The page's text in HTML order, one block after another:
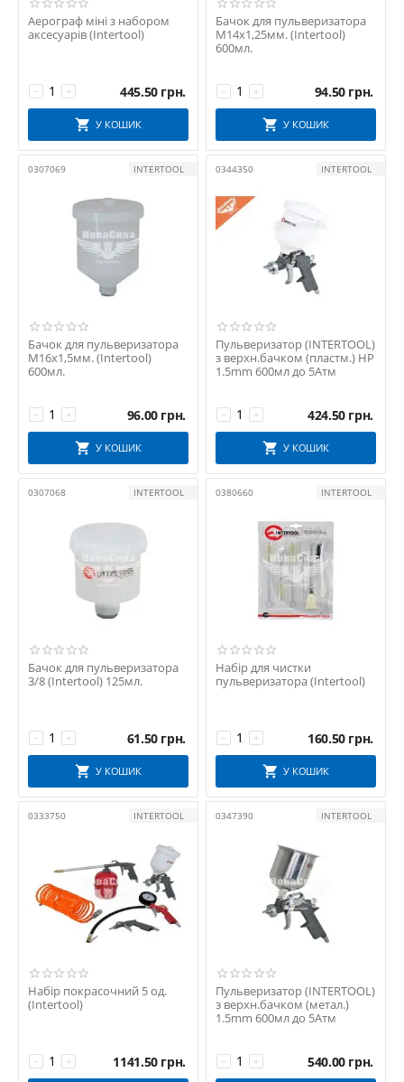
Аерограф міні з набором
аксесуарів (Intertool)
+
− 445.50 грн.
У КОШИК
Бачок для пульверизатора
М14х1,25мм. (Intertool)
600мл.
+
− 94.50 грн.
У КОШИК
0307069 INTERTOOL
Бачок для пульверизатора
М16х1,5мм. (Intertool)
600мл.
+
− 96.00 грн.
У КОШИК
0344350 INTERTOOL
Пульверизатор (INTERTOOL)
з верхн.бачком (пластм.) HP
1.5mm 600мл до 5Атм
+
− 424.50 грн.
У КОШИК
0307068 INTERTOOL
Бачок для пульверизатора
3/8 (Intertool) 125мл.
+
− 61.50 грн.
У КОШИК
0380660 INTERTOOL
Набір для чистки
пульверизатора (Intertool)
+
− 160.50 грн.
У КОШИК
0333750 INTERTOOL
Набір покрасочний 5 од.
(Intertool)
+
− 1141.50 грн.
0347390 INTERTOOL
Пульверизатор (INTERTOOL)
з верхн.бачком (метал.)
1.5mm 600мл до 5Атм
+
− 540.00 грн.